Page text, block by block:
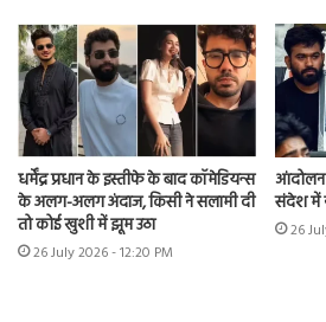
धर्मेंद्र प्रधान के इस्तीफे के बाद कॉमेडियन्स
के अलग-अलग अंदाज, किसी ने सलामी दी
तो कोई खुशी में झूम उठा
26 July 2026 - 12:20 PM
आंदोलन
संदेश में
26